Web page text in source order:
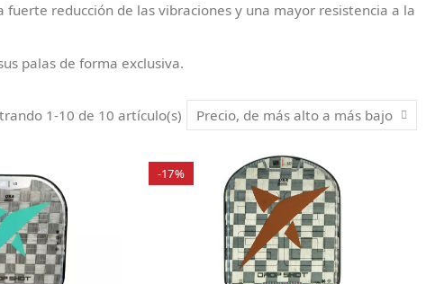
reducción de las vibraciones y una mayor resistencia a la
palas de forma exclusiva.
1-10 de 10 artículo(s) Precio, de más alto a más bajo
-17%